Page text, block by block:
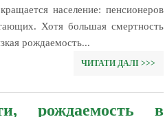
население: пенсионеров
Хотя большая смертность
рождаемость...
ЧИТАТИ ДАЛІ >>>
рождаемость в